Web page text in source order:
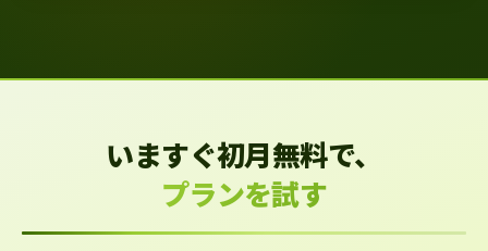
いますぐ初月無料で、
プランを試す